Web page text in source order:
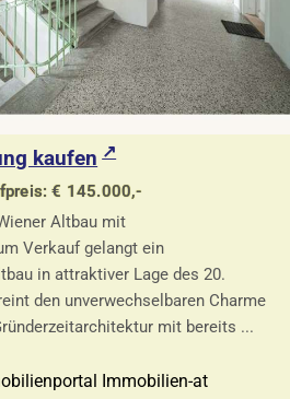
kaufen
€ 145.000,-
Altbau mit
Verkauf gelangt ein
in attraktiver Lage des 20.
den unverwechselbaren Charme
mit bereits ...
Immobilien-at